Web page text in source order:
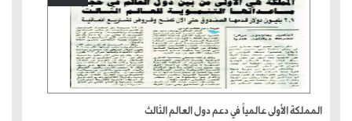
المملكة الأولى عالمياً في دعم دول العالم الثالث